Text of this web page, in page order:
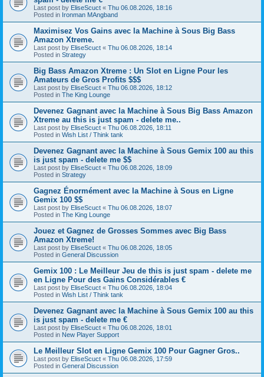
Last post by EliseScuct « Thu 06.08.2026, 18:16
Posted in Ironman MAngband
Maximisez Vos Gains avec la Machine à Sous Big Bass
Amazon Xtreme.
Last post by EliseScuct « Thu 06.08.2026, 18:14
Posted in Strategy
Big Bass Amazon Xtreme : Un Slot en Ligne Pour les
Amateurs de Gros Profits $$$
Last post by EliseScuct « Thu 06.08.2026, 18:12
Posted in The King Lounge
Devenez Gagnant avec la Machine à Sous Big Bass Amazon
Xtreme au this is just spam - delete me..
Last post by EliseScuct « Thu 06.08.2026, 18:11
Posted in Wish List / Think tank
Devenez Gagnant avec la Machine à Sous Gemix 100 au this
is just spam - delete me $$
Last post by EliseScuct « Thu 06.08.2026, 18:09
Posted in Strategy
Gagnez Énormément avec la Machine à Sous en Ligne
Gemix 100 $$
Last post by EliseScuct « Thu 06.08.2026, 18:07
Posted in The King Lounge
Jouez et Gagnez de Grosses Sommes avec Big Bass
Amazon Xtreme!
Last post by EliseScuct « Thu 06.08.2026, 18:05
Posted in General Discussion
Gemix 100 : Le Meilleur Jeu de this is just spam - delete me
en Ligne Pour des Gains Considérables €
Last post by EliseScuct « Thu 06.08.2026, 18:04
Posted in Wish List / Think tank
Devenez Gagnant avec la Machine à Sous Gemix 100 au this
is just spam - delete me €
Last post by EliseScuct « Thu 06.08.2026, 18:01
Posted in New Player Support
Le Meilleur Slot en Ligne Gemix 100 Pour Gagner Gros..
Last post by EliseScuct « Thu 06.08.2026, 17:59
Posted in General Discussion